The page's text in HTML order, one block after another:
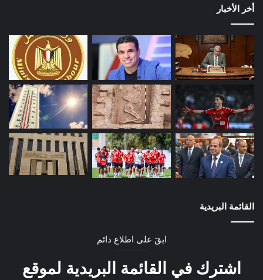
أخر الأخبار
القائمة البريدية
ابقَ على اطلاع دائم
اشترك في القائمة البريدية لموقع